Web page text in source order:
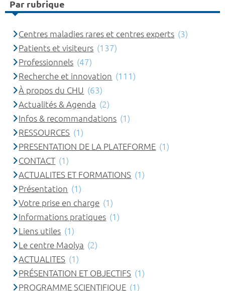
Par rubrique
Centres maladies rares et centres experts (3)
Patients et visiteurs (137)
Professionnels (47)
Recherche et innovation (111)
À propos du CHU (63)
Actualités & Agenda (2)
Infos & recommandations (1)
RESSOURCES (1)
PRESENTATION DE LA PLATEFORME (1)
CONTACT (1)
ACTUALITES ET FORMATIONS (1)
Présentation (1)
Votre prise en charge (1)
Informations pratiques (1)
Liens utiles (1)
Le centre Maolya (2)
ACTUALITES (1)
PRÉSENTATION ET OBJECTIFS (1)
PROGRAMME SCIENTIFIQUE (1)